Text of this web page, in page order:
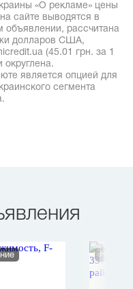
«О рекламе» цены
сайте выводятся в
объявлении, рассчитана
долларов США,
(45.01 грн. за 1
округлена.
является опцией для
сегмента